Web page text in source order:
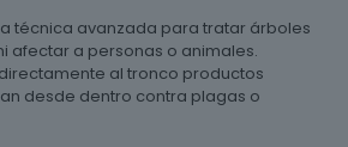
técnica avanzada para tratar árboles
afectar a personas o animales.
al tronco productos
desde dentro contra plagas o